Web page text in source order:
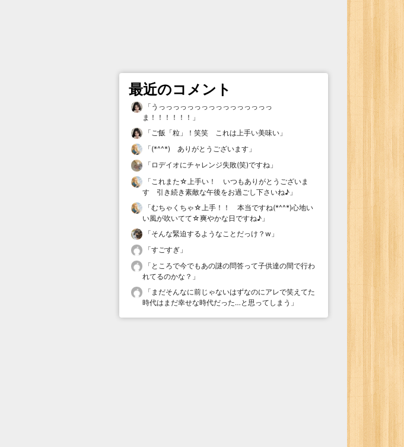
最近のコメント
「 うっっっっっっっっっっっっっっっっ
ま！！！！！！ 」
「ご飯「粒」！笑笑 これは上手い美味い 」
「(*^^*) ありがとうございます 」
「 ロデイオにチャレンジ失敗(笑)ですね 」
「 これまた☆上手い！ いつもありがとうございま
す 引き続き素敵な午後をお過ごし下さいね♪ 」
「むちゃくちゃ☆上手！！ 本当ですね(*^^*)心地い
い風が吹いてて☆爽やかな日ですね♪ 」
「そんな緊迫するようなことだっけ？w 」
「すごすぎ 」
「 ところで今でもあの謎の問答って子供達の間で行わ
れてるのかな？ 」
「 まだそんなに前じゃないはずなのにアレで笑えてた
時代はまだ幸せな時代だった…と思ってしまう 」